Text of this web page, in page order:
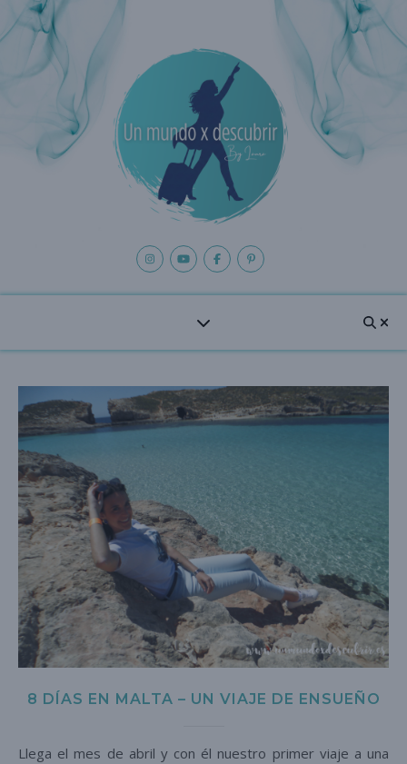
8 DÍAS EN MALTA – UN VIAJE DE ENSUEÑO
Llega el mes de abril y con él nuestro primer viaje a una